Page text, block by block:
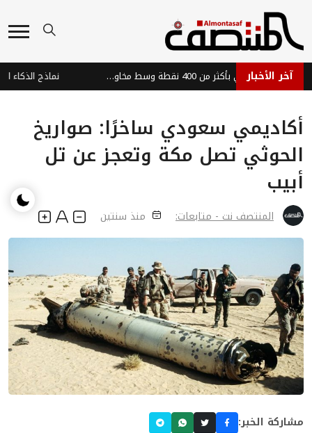
آخر الأخبار مؤشر داو جونز يهوي بأكثر من 400 نقطة وسط مخاوف المستثمرين
أكاديمي سعودي ساخرًا: صواريخ
الحوثي تصل مكة وتعجز عن تل
أبيب
المنتصف نت - متابعات: منذ سنتين
مشاركة الخبر: